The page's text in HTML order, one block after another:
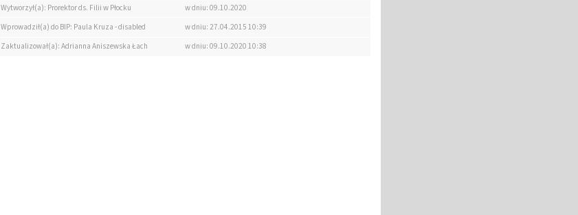
Wytworzył(a): Prorektor ds. Filii w Płocku
w dniu: 09.10.2020
Wprowadził(a) do BIP: Paula Kruza - disabled
w dniu: 27.04.2015 10:39
Zaktualizował(a): Adrianna Aniszewska Łach
w dniu: 09.10.2020 10:38